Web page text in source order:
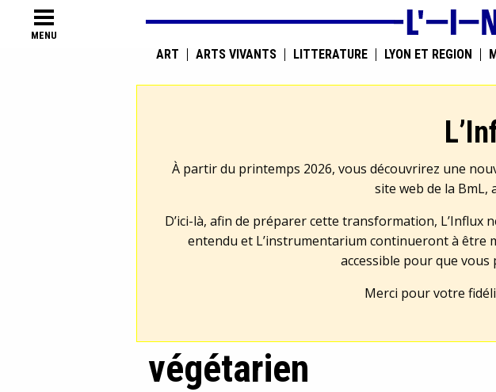
MENU
ART ARTS VIVANTS LITTÉRATURE LYON ET RÉGION
À partir du printemps 2026, vous découvrirez une
site web de la BmL,
D’ici-là, afin de préparer cette transformation, L’Influx
entendu et L’instrumentarium continueront à être
accessible pour que
Merci pour votre
végétarien